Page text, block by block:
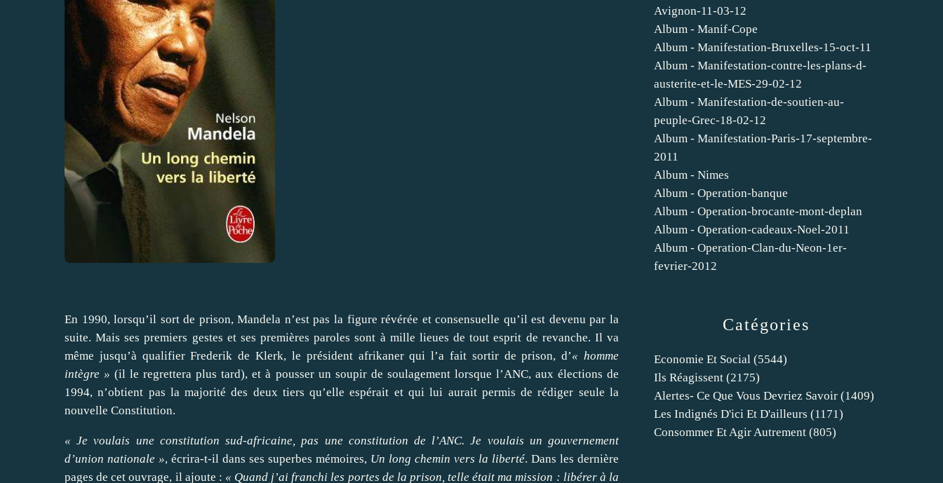
En 1990, lorsqu’il sort de prison, Mandela n’est pas la figure révérée et consensuelle qu’il est devenu par la
suite. Mais ses premiers gestes et ses premières paroles sont à mille lieues de tout esprit de revanche. Il va
même jusqu’à qualifier Frederik de Klerk, le président afrikaner qui l’a fait sortir de prison, d’« homme
intègre » (il le regrettera plus tard), et à pousser un soupir de soulagement lorsque l’ANC, aux élections de
1994, n’obtient pas la majorité des deux tiers qu’elle espérait et qui lui aurait permis de rédiger seule la
nouvelle Constitution.
« Je voulais une constitution sud-africaine, pas une constitution de l’ANC. Je voulais un gouvernement
d’union nationale », écrira-t-il dans ses superbes mémoires, Un long chemin vers la liberté. Dans les dernière
pages de cet ouvrage, il ajoute : « Quand j’ai franchi les portes de la prison, telle était ma mission : libérer à la
Catégories
Economie Et Social (5544)
Ils Réagissent (2175)
Alertes- Ce Que Vous Devriez Savoir (1409)
Les Indignés D'ici Et D'ailleurs (1171)
Consommer Et Agir Autrement (805)
Avignon-11-03-12
Album - Manif-Cope
Album - Manifestation-Bruxelles-15-oct-11
Album - Manifestation-contre-les-plans-d-
austerite-et-le-MES-29-02-12
Album - Manifestation-de-soutien-au-
peuple-Grec-18-02-12
Album - Manifestation-Paris-17-septembre-
2011
Album - Nimes
Album - Operation-banque
Album - Operation-brocante-mont-deplan
Album - Operation-cadeaux-Noel-2011
Album - Operation-Clan-du-Neon-1er-
fevrier-2012